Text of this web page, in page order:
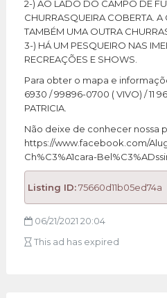
2-) AO LADO DO CAMPO DE
CHURRASQUEIRA COBERTA.
TAMBÉM UMA OUTRA
3-) HÁ UM PESQUEIRO NAS
RECREAÇÕES E SHOWS.
Para obter o mapa e
6930 / 99896-0700 ( VIVO) / 11
PATRICIA.
Não deixe de conhecer nossa
https://www.facebook.com/
Ch%C3%A1cara-
Listing ID:75660d11b05ed74a
06/21/2021 20:04
This ad has expired